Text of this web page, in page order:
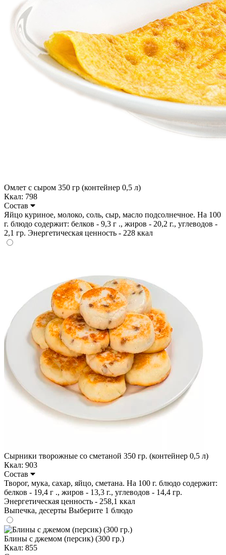
Омлет с сыром 350 гр (контейнер 0,5 л)
Ккал: 798
Состав
Яйцо куриное, молоко, соль, сыр, масло подсолнечное. На 100
г. блюдо содержит: белков - 9,3 г ., жиров - 20,2 г., углеводов -
2,1 гр. Энергетическая ценность - 228 ккал
Сырники творожные со сметаной 350 гр. (контейнер 0,5 л)
Ккал: 903
Состав
Творог, мука, сахар, яйцо, сметана. На 100 г. блюдо содержит:
белков - 19,4 г ., жиров - 13,3 г., углеводов - 14,4 гр.
Энергетическая ценность - 258,1 ккал
Выпечка, десерты Выберите 1 блюдо
Блины с джемом (персик) (300 гр.)
Ккал: 855